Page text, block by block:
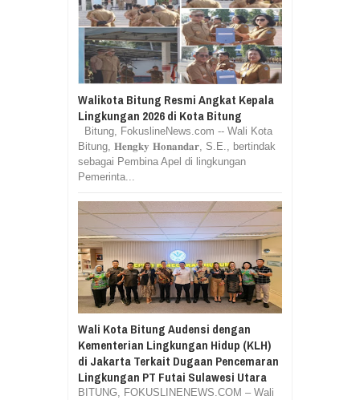
Walikota Bitung Resmi Angkat Kepala
Lingkungan 2026 di Kota Bitung
Bitung, FokuslineNews.com -- Wali Kota
Bitung, 𝐇𝐞𝐧𝐠𝐤𝐲 𝐇𝐨𝐧𝐚𝐧𝐝𝐚𝐫, S.E., bertindak
sebagai Pembina Apel di lingkungan
Pemerinta...
Wali Kota Bitung Audensi dengan
Kementerian Lingkungan Hidup (KLH)
di Jakarta Terkait Dugaan Pencemaran
Lingkungan PT Futai Sulawesi Utara
BITUNG, FOKUSLINENEWS.COM – Wali